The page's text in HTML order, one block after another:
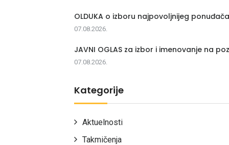
OLDUKA o izboru najpovoljnijeg
07.08.2026.
JAVNI OGLAS za izbor i imenovanje na
07.08.2026.
Kategorije
Aktuelnosti
Takmičenja